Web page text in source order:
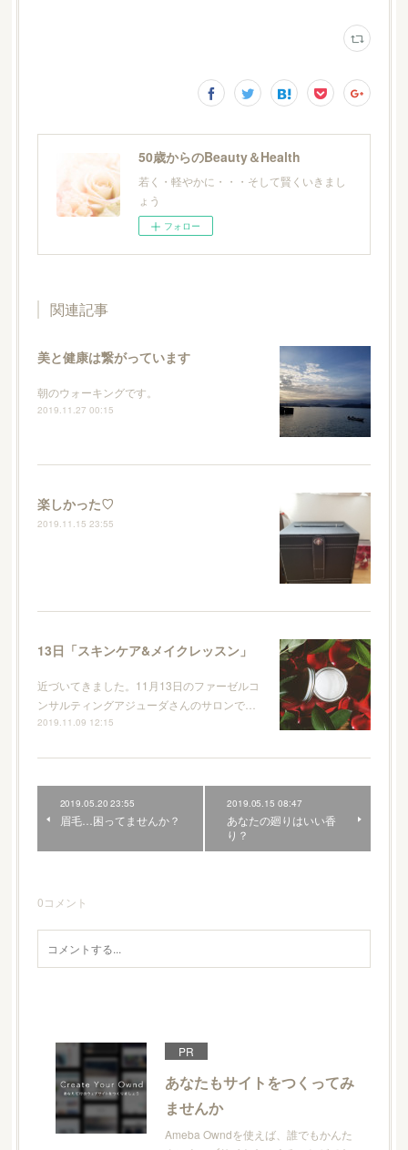
50歳からのBeauty＆Health
若く・軽やかに・・・そして賢くいきまし
ょう
フォロー
関連記事
美と健康は繋がっています
朝のウォーキングです。
2019.11.27 00:15
楽しかった♡
2019.11.15 23:55
13日「スキンケア&メイクレッスン」
近づいてきました。11月13日のファーゼルコ
ンサルティングアジューダさんのサロンで…
2019.11.09 12:15
2019.05.20 23:55
眉毛…困ってませんか？
2019.05.15 08:47
あなたの廻りはいい香
り？
0コメント
PR
あなたもサイトをつくってみ
ませんか
Ameba Owndを使えば、誰でもかんた